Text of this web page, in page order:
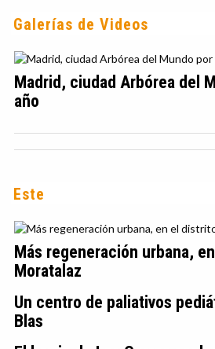
Galerías de Videos
Madrid, ciudad Arbórea del
año
Este
Más regeneración urbana,
Moratalaz
Un centro de paliativos
Blas